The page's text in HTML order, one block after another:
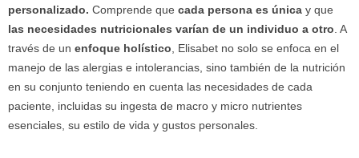
personalizado. Comprende que cada persona es única y que
las necesidades nutricionales varían de un individuo a otro. A
través de un enfoque holístico, Elisabet no solo se enfoca en el
manejo de las alergias e intolerancias, sino también de la nutrición
en su conjunto teniendo en cuenta las necesidades de cada
paciente, incluidas su ingesta de macro y micro nutrientes
esenciales, su estilo de vida y gustos personales.